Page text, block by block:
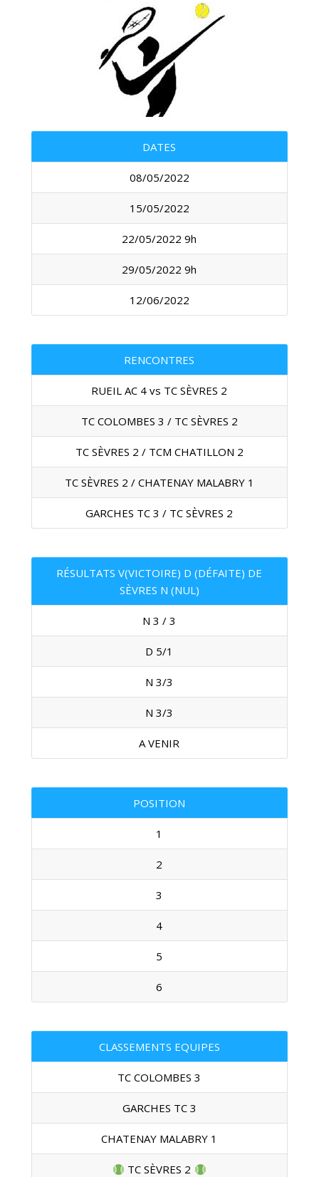
DATES
08/05/2022
15/05/2022
22/05/2022 9h
29/05/2022 9h
12/06/2022
RENCONTRES
RUEIL AC 4 vs TC SÈVRES 2
TC COLOMBES 3 / TC SÈVRES 2
TC SÈVRES 2 / TCM CHATILLON 2
TC SÈVRES 2 / CHATENAY MALABRY 1
GARCHES TC 3 / TC SÈVRES 2
RÉSULTATS V(VICTOIRE) D (DÉFAITE) DE
SÈVRES N (NUL)
N 3 / 3
D 5/1
N 3/3
N 3/3
A VENIR
POSITION
1
2
3
4
5
6
CLASSEMENTS EQUIPES
TC COLOMBES 3
GARCHES TC 3
CHATENAY MALABRY 1
TC SÈVRES 2